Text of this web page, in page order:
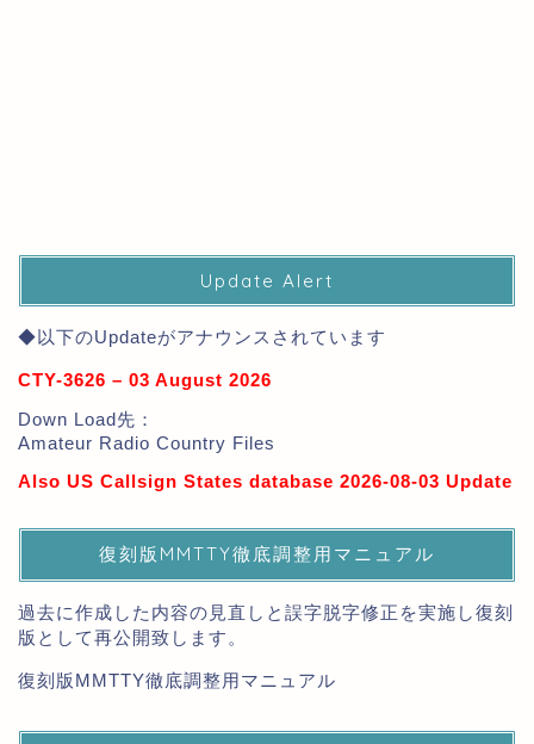
Update Alert
◆以下のUpdateがアナウンスされています
CTY-3626 – 03 August 2026
Down Load先：
Amateur Radio Country Files
Also US Callsign States database 2026-08-03 Update
復刻版MMTTY徹底調整用マニュアル
過去に作成した内容の見直しと誤字脱字修正を実施し復刻
版として再公開致します。
復刻版MMTTY徹底調整用マニュアル